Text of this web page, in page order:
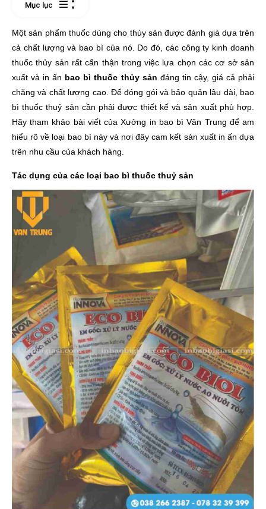
Mục lục
Một sản phẩm thuốc dùng cho thủy sản được đánh giá dựa trên
cả chất lượng và bao bì của nó. Do đó, các công ty kinh doanh
thuốc thủy sản rất cẩn thận trong việc lựa chọn các cơ sở sản
xuất và in ấn bao bì thuốc thủy sản đáng tin cậy, giá cả phải
chăng và chất lượng cao. Để đóng gói và bảo quản lâu dài, bao
bì thuốc thuỷ sản cần phải được thiết kế và sản xuất phù hợp.
Hãy tham khảo bài viết của Xưởng in bao bì Văn Trung để am
hiểu rõ về loại bao bì này và nơi đây cam kết sản xuất in ấn dựa
trên nhu cầu của khách hàng.
Tác dụng của các loại bao bì thuốc thuỷ sản